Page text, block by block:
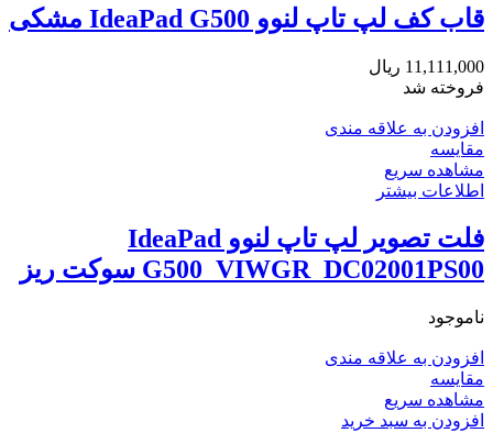
قاب کف لپ تاپ لنوو IdeaPad G500 مشکی
11,111,000 ریال
فروخته شد
افزودن به علاقه مندی
مقایسه
مشاهده سریع
اطلاعات بیشتر
فلت تصویر لپ تاپ لنوو IdeaPad
G500_VIWGR_DC02001PS00 سوکت ریز
ناموجود
افزودن به علاقه مندی
مقایسه
مشاهده سریع
افزودن به سبد خرید